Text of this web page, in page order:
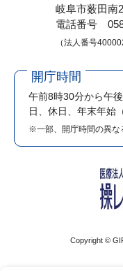
岐阜市薮田南
電話番号
（法人番号
開庁時間
午前8時30分から午
日、休日、年末年始
※一部、開庁時間の異な
Copyright ©